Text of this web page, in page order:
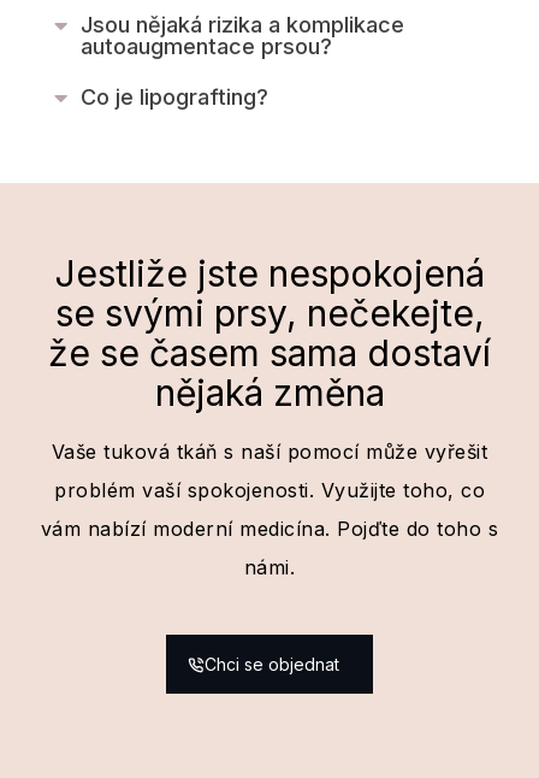
Jsou nějaká rizika a komplikace
autoaugmentace prsou?
Co je lipografting?
Jestliže jste nespokojená
se svými prsy, nečekejte,
že se časem sama dostaví
nějaká změna
Vaše tuková tkáň s naší pomocí může vyřešit
problém vaší spokojenosti. Využijte toho, co
vám nabízí moderní medicína. Pojďte do toho s
námi.
Chci se objednat